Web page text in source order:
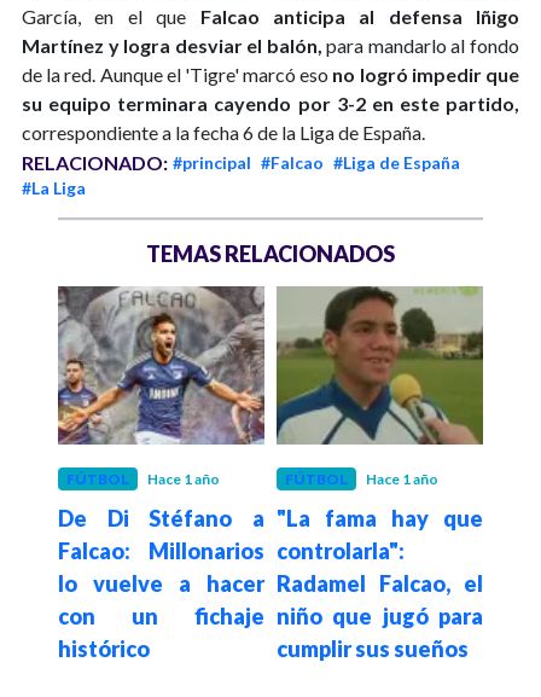
García, en el que Falcao anticipa al defensa Iñigo
Martínez y logra desviar el balón, para mandarlo al fondo
de la red. Aunque el 'Tigre' marcó eso no logró impedir que
su equipo terminara cayendo por 3-2 en este partido,
correspondiente a la fecha 6 de la Liga de España.
RELACIONADO: #principal #Falcao #Liga de España
#La Liga
TEMAS RELACIONADOS
FÚTBOL Hace 1 año
De Di Stéfano a
Falcao: Millonarios
lo vuelve a hacer
con un fichaje
histórico
FÚTBOL Hace 1 año
"La fama hay que
controlarla":
Radamel Falcao, el
niño que jugó para
cumplir sus sueños